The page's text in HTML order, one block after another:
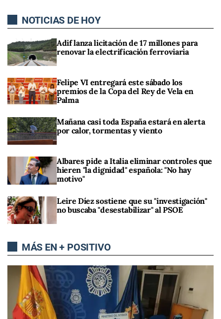
NOTICIAS DE HOY
Adif lanza licitación de 17 millones para
renovar la electrificación ferroviaria
Felipe VI entregará este sábado los
premios de la Copa del Rey de Vela en
Palma
Mañana casi toda España estará en alerta
por calor, tormentas y viento
Albares pide a Italia eliminar controles que
hieren "la dignidad" española: "No hay
motivo"
Leire Díez sostiene que su "investigación"
no buscaba "desestabilizar" al PSOE
MÁS EN + POSITIVO